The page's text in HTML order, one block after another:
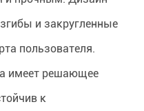
и закругленные
пользователя.
имеет решающее
к